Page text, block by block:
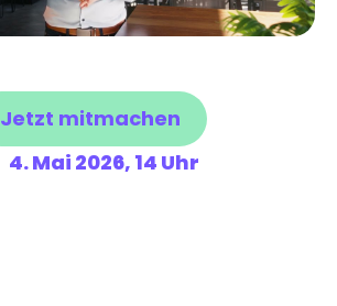
Jetzt mitmachen
4. Mai 2026, 14 Uhr